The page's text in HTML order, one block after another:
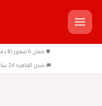
تخطي
إلى
المحتوى
🛡️ ضمان 6 شهور 💵 دفع عند الاستلام 🔄 استبدال سهل
🚚 شحن القاهرة 24 ساعة 📦 شحن المحافظات 72 ساعة